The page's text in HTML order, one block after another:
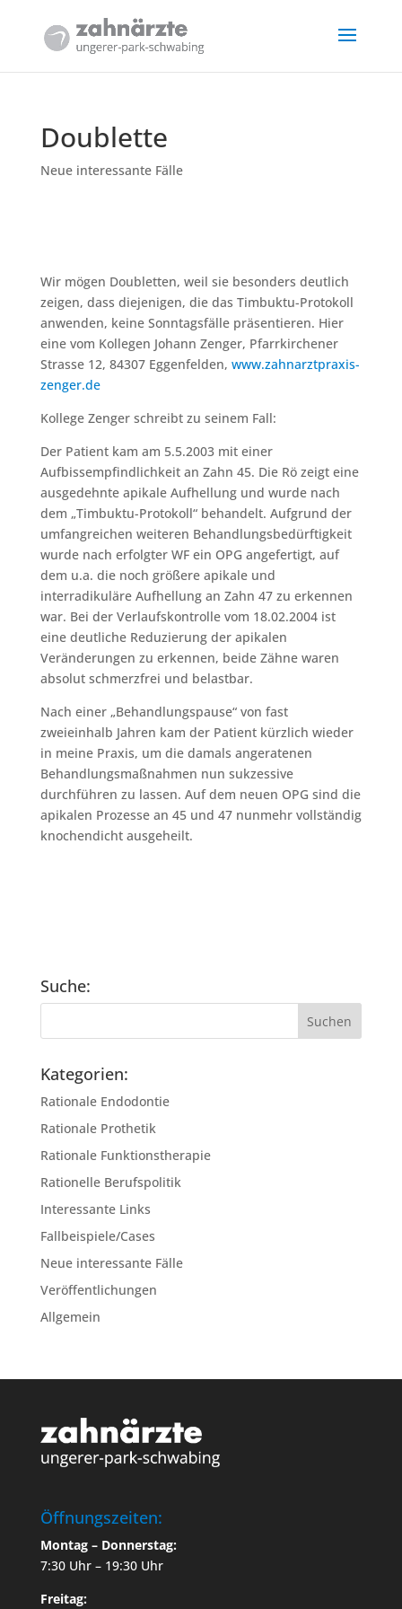
Doublette
Neue interessante Fälle
Wir mögen Doubletten, weil sie besonders deutlich
zeigen, dass diejenigen, die das Timbuktu-Protokoll
anwenden, keine Sonntagsfälle präsentieren. Hier
eine vom Kollegen Johann Zenger, Pfarrkirchener
Strasse 12, 84307 Eggenfelden, www.zahnarztpraxis-
zenger.de
Kollege Zenger schreibt zu seinem Fall:
Der Patient kam am 5.5.2003 mit einer
Aufbissempfindlichkeit an Zahn 45. Die Rö zeigt eine
ausgedehnte apikale Aufhellung und wurde nach
dem „Timbuktu-Protokoll“ behandelt. Aufgrund der
umfangreichen weiteren Behandlungsbedürftigkeit
wurde nach erfolgter WF ein OPG angefertigt, auf
dem u.a. die noch größere apikale und
interradikuläre Aufhellung an Zahn 47 zu erkennen
war. Bei der Verlaufskontrolle vom 18.02.2004 ist
eine deutliche Reduzierung der apikalen
Veränderungen zu erkennen, beide Zähne waren
absolut schmerzfrei und belastbar.
Nach einer „Behandlungspause“ von fast
zweieinhalb Jahren kam der Patient kürzlich wieder
in meine Praxis, um die damals angeratenen
Behandlungsmaßnahmen nun sukzessive
durchführen zu lassen. Auf dem neuen OPG sind die
apikalen Prozesse an 45 und 47 nunmehr vollständig
knochendicht ausgeheilt.
Suche:
Kategorien:
Rationale Endodontie
Rationale Prothetik
Rationale Funktionstherapie
Rationelle Berufspolitik
Interessante Links
Fallbeispiele/Cases
Neue interessante Fälle
Veröffentlichungen
Allgemein
Öffnungszeiten:
Montag – Donnerstag:
7:30 Uhr – 19:30 Uhr
Freitag: